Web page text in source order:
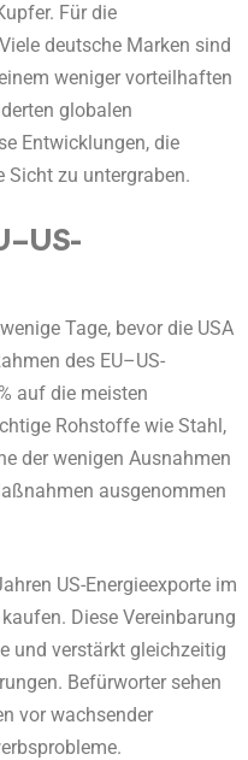
Für die
deutsche Marken sind
weniger vorteilhaften
globalen
Entwicklungen, die
Sicht zu untergraben.
Tage, bevor die USA
des EU–US-
auf die meisten
Rohstoffe wie Stahl,
der wenigen Ausnahmen
ausgenommen
US-Energieexporte im
Diese Vereinbarung
und verstärkt gleichzeitig
Befürworter sehen
vor wachsender